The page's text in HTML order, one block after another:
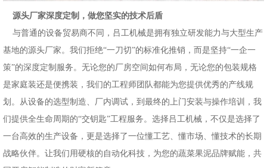
源头厂家深度定制，做您坚实的技术后盾
与普通的设备贸易商不同，吕工机械是拥有独立研发能力与大型生产
基地的源头厂家。我们拒绝“一刀切”的标准化推销，而是坚持“一企一
策”的深度定制服务。无论您的厂房空间如何布局，无论您的包装规格
是家庭装还是便携装，我们的工程师团队都能为您提供优秀的产线规
划。从设备的选型制造、厂内调试，到最终的上门安装与操作培训，我
们提供全生命周期的“交钥匙”工程服务。选择吕工机械，不仅是选择了
一台高效的生产设备，更是选择了一位懂工艺、懂市场、懂技术的长期
战略伙伴。让我们用硬核的自动化科技，为您的蔬菜果泥品牌赋能，共